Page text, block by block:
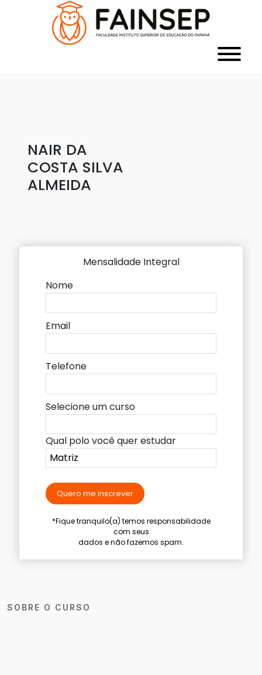
NAIR DA
COSTA SILVA
ALMEIDA
SOBRE O CURSO
Mensalidade Integral
Nome
Email
Telefone
Selecione um curso
Qual polo você quer estudar
Quero me inscrever
*Fique tranquilo(a) temos responsabilidade
com seus
dados e não fazemos spam.